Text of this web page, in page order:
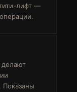
лифт —